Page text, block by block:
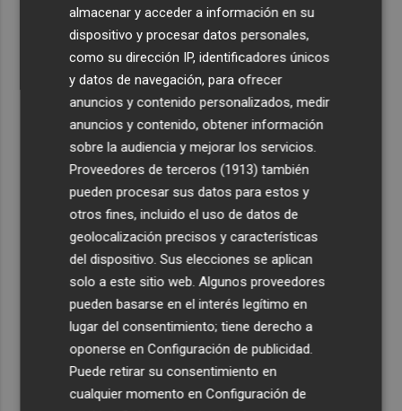
El once del Valencia CF para el último Trofeu Taronja de
Mestalla
Aemet prevé peligro de incendios "muy alto" o
"extremo" en la mayor parte de la Península y Baleares
el día del eclipse
Company: “Estamos comenzando a ver el equipo que
queremos ver en la Liga”
Ocho helicópteros, un avión y más de 100 brigadas se
movilizan en Moratalla por un incendio forestal
almacenar y acceder a información en su
dispositivo y procesar datos personales,
como su dirección IP, identificadores únicos
y datos de navegación, para ofrecer
anuncios y contenido personalizados, medir
anuncios y contenido, obtener información
sobre la audiencia y mejorar los servicios.
Proveedores de terceros (1913) también
pueden procesar sus datos para estos y
otros fines, incluido el uso de datos de
geolocalización precisos y características
del dispositivo. Sus elecciones se aplican
solo a este sitio web. Algunos proveedores
pueden basarse en el interés legítimo en
lugar del consentimiento; tiene derecho a
oponerse enConfiguración de publicidad
Puede retirar su consentimiento en
cualquier momento enConfiguración de